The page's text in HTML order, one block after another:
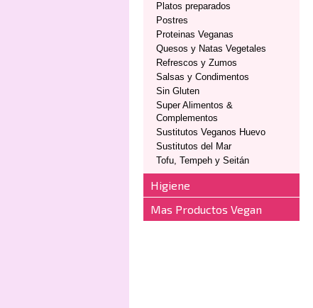
Platos preparados
Postres
Proteinas Veganas
Quesos y Natas Vegetales
Refrescos y Zumos
Salsas y Condimentos
Sin Gluten
Super Alimentos &
Complementos
Sustitutos Veganos Huevo
Sustitutos del Mar
Tofu, Tempeh y Seitán
Higiene
Mas Productos Vegan